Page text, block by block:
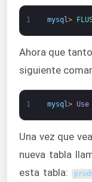
1 mysql>
Ahora que tanto
siguiente
1 mysql> Use
Una vez que
nueva tabla
esta tabla: